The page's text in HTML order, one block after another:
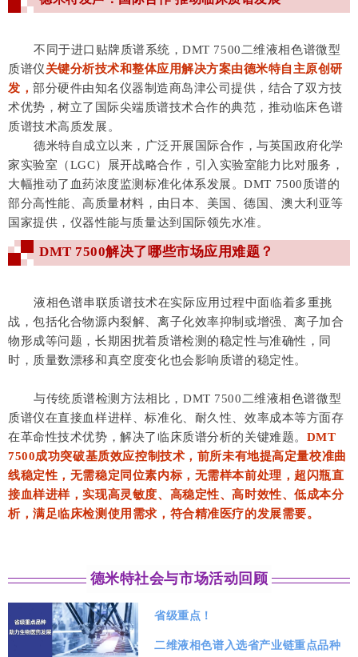
不同于进口贴牌质谱系统，DMT 7500二维液相色谱微型
质谱仪关键分析技术和整体应用解决方案由德米特自主原创研
发，部分硬件由知名仪器制造商岛津公司提供， 结合了双方技
术优势，树立了国际尖端质谱技术合作的典范， 推动临床色谱
质谱技术高质发展 。
德米特自成立以来，广泛开展国际合作，与英国政府化学
家实验室（LGC）展开战略合作，引入实验室能力比对服务，
大幅推动了血药浓度监测标准化体系发展。DMT 7500质谱的
部分高性能、高质量材料，由日本、美国、德国、澳大利亚等
国家提供，仪器性能与质量达到国际领先水准。
DMT 7500解决了哪些市场应用难题？
液相色谱串联质谱技术在实际应用过程中面临着多重挑
战，包括化合物源内裂解、离子化效率抑制或增强、离子加合
物形成等问题，长期困扰着质谱检测的稳定性与准确性，同
时，质量数漂移和真空度变化也会影响质谱的稳定性。
与传统质谱检测方法相比， DMT 7500二维液相色谱微型
质谱仪在直接血样进样、标准化、耐久性、效率成本等方面存
在革命性技术优势，解决了临床质谱分析的关键难题。 DMT
7500成功突破基质效应控制技术，前所未有地提高定量校准曲
线稳定性， 无需稳定同位素内标，无需样本前处理，超闪瓶直
接血样进样，实现高灵敏度、高稳定性、高时效性、低成本分
析，满足临床检测使用需求，符合精准医疗的发展需要。
德米特社会与市场活动回顾
省级重点！
二维液相色谱入选省产业链重点品种